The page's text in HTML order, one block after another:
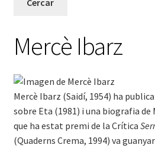
Mercè Ibarz
Mercè Ibarz (Saidí, 1954) ha
sobre Eta (1981) i una biografia de
que ha estat premi de la Crítica
(Quaderns Crema, 1994) va